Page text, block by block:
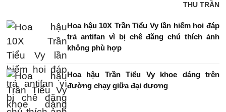
THU TRẦN
Hoa hậu 10X Trần Tiểu Vy lần hiếm hoi đáp
trả antifan vì bị chê đăng chú thích ảnh
không phù hợp
Hoa hậu Trần Tiểu Vy khoe dáng trên
đường chạy giữa đại dương